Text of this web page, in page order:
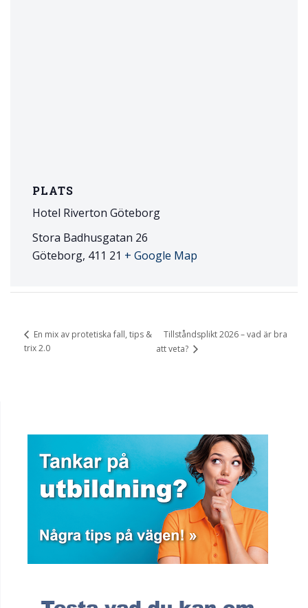
PLATS
Hotel Riverton Göteborg
Stora Badhusgatan 26
Göteborg, 411 21 + Google Map
En mix av protetiska fall, tips &
trix 2.0
Tillståndsplikt 2026 – vad är bra
att veta?